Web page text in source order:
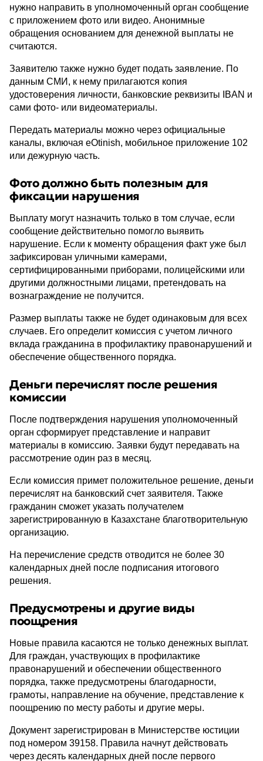
нужно направить в уполномоченный орган сообщение
с приложением фото или видео. Анонимные
обращения основанием для денежной выплаты не
считаются.
Заявителю также нужно будет подать заявление. По
данным СМИ, к нему прилагаются копия
удостоверения личности, банковские реквизиты IBAN и
сами фото- или видеоматериалы.
Передать материалы можно через официальные
каналы, включая eOtinish, мобильное приложение 102
или дежурную часть.
Фото должно быть полезным для
фиксации нарушения
Выплату могут назначить только в том случае, если
сообщение действительно помогло выявить
нарушение. Если к моменту обращения факт уже был
зафиксирован уличными камерами,
сертифицированными приборами, полицейскими или
другими должностными лицами, претендовать на
вознаграждение не получится.
Размер выплаты также не будет одинаковым для всех
случаев. Его определит комиссия с учетом личного
вклада гражданина в профилактику правонарушений и
обеспечение общественного порядка.
Деньги перечислят после решения
комиссии
После подтверждения нарушения уполномоченный
орган сформирует представление и направит
материалы в комиссию. Заявки будут передавать на
рассмотрение один раз в месяц.
Если комиссия примет положительное решение, деньги
перечислят на банковский счет заявителя. Также
гражданин сможет указать получателем
зарегистрированную в Казахстане благотворительную
организацию.
На перечисление средств отводится не более 30
календарных дней после подписания итогового
решения.
Предусмотрены и другие виды
поощрения
Новые правила касаются не только денежных выплат.
Для граждан, участвующих в профилактике
правонарушений и обеспечении общественного
порядка, также предусмотрены благодарности,
грамоты, направление на обучение, представление к
поощрению по месту работы и другие меры.
Документ зарегистрирован в Министерстве юстиции
под номером 39158. Правила начнут действовать
через десять календарных дней после первого